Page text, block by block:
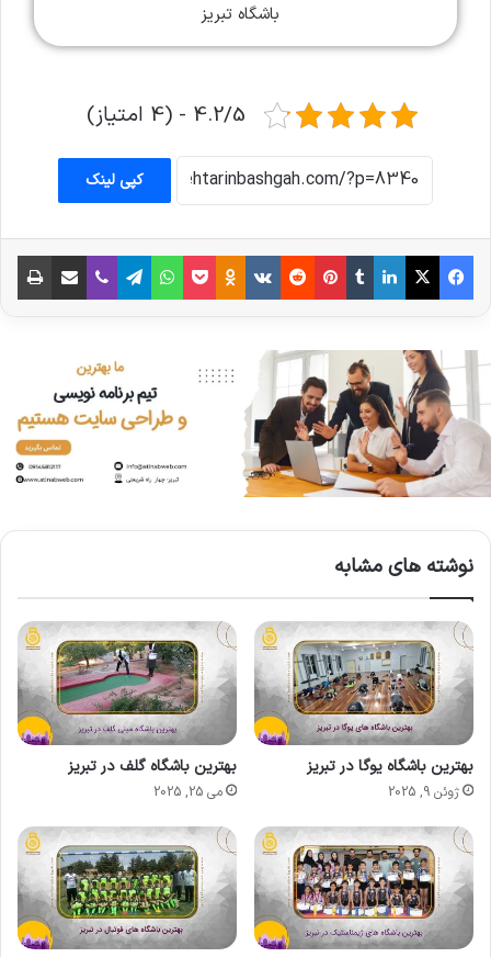
باشگاه تبریز
4.2/5 - (4 امتیاز)
کپی لینک
نوشته های مشابه
بهترین باشگاه یوگا در تبریز
ژوئن 9, 2025
بهترین باشگاه گلف در تبریز
می 25, 2025